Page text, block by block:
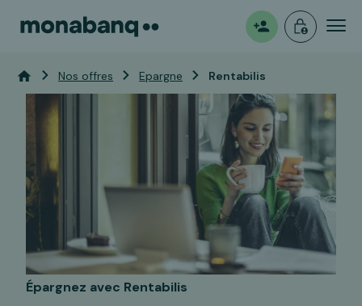
un
compte
espace
Vous êtes ici:
Accueil Nos offres Epargne Rentabilis
Épargnez avec Rentabilis